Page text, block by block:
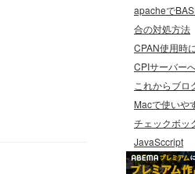
apacheで
合の対処方法
CPAN使用時
CPIサーバー
これからブロ
Macで使いや
チェックボッ
JavaSccript